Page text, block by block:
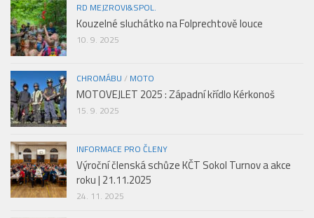
RD MEJZROVI&SPOL.
Kouzelné sluchátko na Folprechtově louce
10. 9. 2025
CHROMÁBU / MOTO
MOTOVEJLET 2025 : Západní křídlo Kérkonoš
15. 9. 2025
INFORMACE PRO ČLENY
Výroční členská schůze KČT Sokol Turnov a akce
roku | 21.11.2025
24. 11. 2025